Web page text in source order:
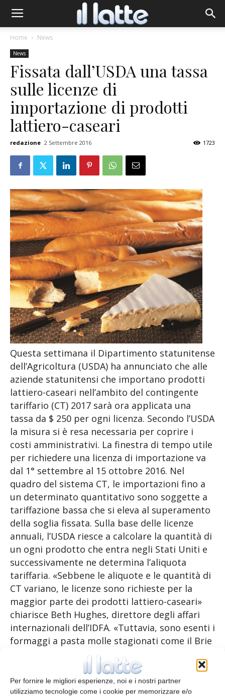
Per fornire le migliori esperienze, noi e i nostri partner
utilizziamo tecnologie come i cookie per memorizzare e/o
Home News
News
Fissata dall’USDA una tassa
sulle licenze di
importazione di prodotti
lattiero-caseari
redazione 2 Settembre 2016 1723
Questa settimana il Dipartimento statunitense
dell’Agricoltura (USDA) ha annunciato che alle
aziende statunitensi che importano prodotti
lattiero-caseari nell’ambito del contingente
tariffario (CT) 2017 sarà ora applicata una
tassa da $ 250 per ogni licenza. Secondo l’USDA
la misura si è resa necessaria per coprire i
costi amministrativi. La finestra di tempo utile
per richiedere una licenza di importazione va
dal 1° settembre al 15 ottobre 2016. Nel
quadro del sistema CT, le importazioni fino a
un determinato quantitativo sono soggette a
tariffazione bassa che si eleva al superamento
della soglia fissata. Sulla base delle licenze
annuali, l’USDA riesce a calcolare la quantità di
un ogni prodotto che entra negli Stati Uniti e
successivamente ne determina l’aliquota
tariffaria. «Sebbene le aliquote e le quantità di
CT variano, le licenze sono richieste per la
maggior parte dei prodotti lattiero-caseari»
chiarisce Beth Hughes, direttore degli affari
internazionali dell’IDFA. «Tuttavia, sono esenti i
formaggi a pasta molle stagionati come il Brie
o i prodotti lattieri importati nel quadro di un
accordo di libero scambio secondo il principio
“first come, first-served”».